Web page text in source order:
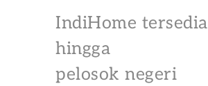
IndiHome tersedia
hingga
pelosok negeri